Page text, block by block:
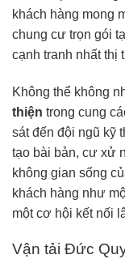
khách hàng mong
chung cư trọn gói
cạnh tranh nhất thị
Không thể không
thiện trong cung
sát đến đội ngũ kỹ
tạo bài bản, cư xử
không gian sống
khách hàng như
một cơ hội kết nối
Vận tải Đức